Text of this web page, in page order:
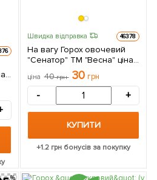
Швидка відправка 46378
На вагу Горох овочевий
"Сенатор" ТМ "Весна" ціна
ціна 40грн 30 грн
- +
КУПИТИ
+1.2грн бонусів за покупку